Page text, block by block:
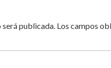
publicada. Los campos